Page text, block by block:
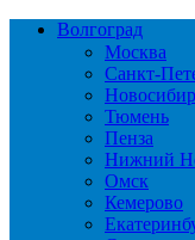
Волгоград
Москва
Санкт-
Тюмень
Пенза
Нижний
Омск
Кемерово